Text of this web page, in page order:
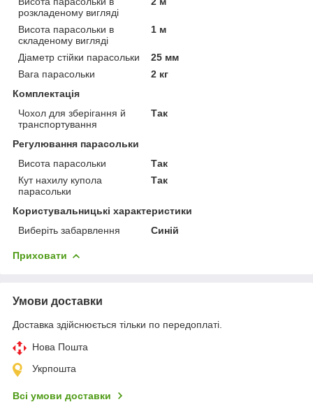
розкладеному вигляді
Висота парасольки в
складеному вигляді
1 м
Діаметр стійки парасольки
25 мм
Вага парасольки
2 кг
Комплектація
Чохол для зберігання й
транспортування
Так
Регулювання парасольки
Висота парасольки
Так
Кут нахилу купола
парасольки
Так
Користувальницькі характеристики
Виберіть забарвлення
Синій
Приховати
Умови доставки
Доставка здійснюється тільки по передоплаті.
Нова Пошта
Укрпошта
Всі умови доставки